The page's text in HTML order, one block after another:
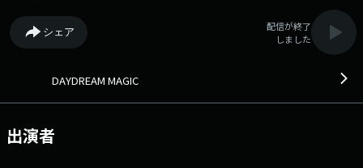
に、頭のスイッチオン！記憶をたどって答えるクイズコーナー『デイドリ
ル』！“あれ、これ習ったはずなのに…”と記憶を探る瞬間がクセになる！
さぁ、今日も一緒に頭の体操してみましょう！ ・14:07頃～「MUSIC
スナー参加型のコーナーで、遊び、競い、CHAMPIONを決めます！ パ
シェアしたくなる話題をお届けします。◆ メッセージ・リクエストは
こちら Xハッシュタグは「#デイドリ807」 Xアカウントは
シェア
配信が終了
しました
DAYDREAM MAGIC
出演者